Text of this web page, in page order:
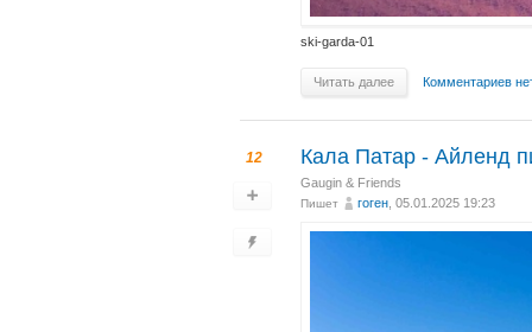
ski-garda-01
Читать далее Комментариев
12 Кала Патар - Айленд
Gaugin & Friends
Пишет гоген, 05.01.2025 19:23